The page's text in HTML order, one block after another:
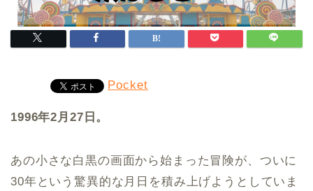
Pocket
1996年2月27日。
あの小さな白黒の画面から始まった冒険が、ついに
30年という驚異的な月日を積み上げようとしていま